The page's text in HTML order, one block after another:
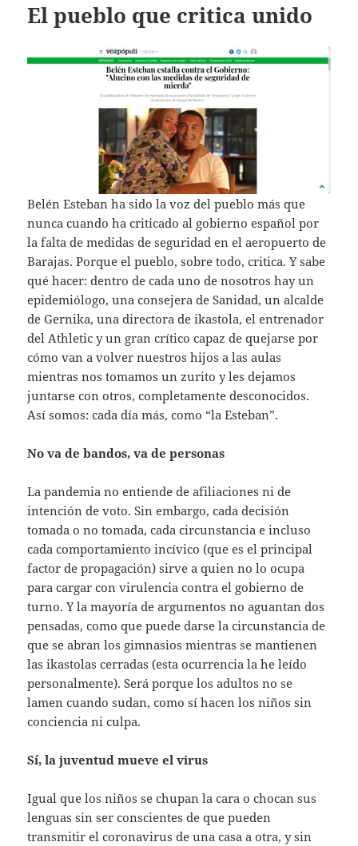
El pueblo que critica unido
Belén Esteban ha sido la voz del pueblo más que
nunca cuando ha criticado al gobierno español por
la falta de medidas de seguridad en el aeropuerto de
Barajas. Porque el pueblo, sobre todo, critica. Y sabe
qué hacer: dentro de cada uno de nosotros hay un
epidemiólogo, una consejera de Sanidad, un alcalde
de Gernika, una directora de ikastola, el entrenador
del Athletic y un gran crítico capaz de quejarse por
cómo van a volver nuestros hijos a las aulas
mientras nos tomamos un zurito y les dejamos
juntarse con otros, completamente desconocidos.
Así somos: cada día más, como “la Esteban”.
No va de bandos, va de personas
La pandemia no entiende de afiliaciones ni de
intención de voto. Sin embargo, cada decisión
tomada o no tomada, cada circunstancia e incluso
cada comportamiento incívico (que es el principal
factor de propagación) sirve a quien no lo ocupa
para cargar con virulencia contra el gobierno de
turno. Y la mayoría de argumentos no aguantan dos
pensadas, como que puede darse la circunstancia de
que se abran los gimnasios mientras se mantienen
las ikastolas cerradas (esta ocurrencia la he leído
personalmente). Será porque los adultos no se
lamen cuando sudan, como sí hacen los niños sin
conciencia ni culpa.
Sí, la juventud mueve el virus
Igual que los niños se chupan la cara o chocan sus
lenguas sin ser conscientes de que pueden
transmitir el coronavirus de una casa a otra, y sin